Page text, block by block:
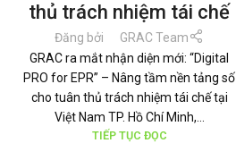
thủ trách nhiệm tái chế
Đăng bởi
GRAC Team
GRAC ra mắt nhận diện mới: “Digital
PRO for EPR” – Nâng tầm nền tảng số
cho tuân thủ trách nhiệm tái chế tại
Việt Nam TP. Hồ Chí Minh,...
TIẾP TỤC ĐỌC